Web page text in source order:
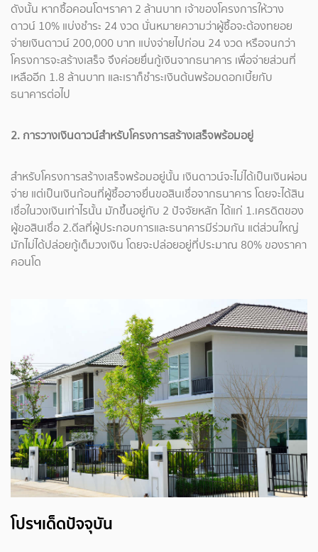
ดังนั้น หากซื้อคอนโดฯราคา 2 ล้านบาท เจ้าของโครงการให้วาง
ดาวน์ 10% แบ่งชำระ 24 งวด นั่นหมายความว่าผู้ซื้อจะต้องทยอย
จ่ายเงินดาวน์ 200,000 บาท แบ่งจ่ายไปก่อน 24 งวด หรือจนกว่า
โครงการจะสร้างเสร็จ จึงค่อยยื่นกู้เงินจากธนาคาร เพื่อจ่ายส่วนที่
เหลืออีก 1.8 ล้านบาท และเราก็ชำระเงินต้นพร้อมดอกเบี้ยกับ
ธนาคารต่อไป
2. การวางเงินดาวน์สำหรับโครงการสร้างเสร็จพร้อมอยู่
สำหรับโครงการสร้างเสร็จพร้อมอยู่นั้น เงินดาวน์จะไม่ได้เป็นเงินผ่อน
จ่าย แต่เป็นเงินก้อนที่ผู้ซื้ออาจยื่นขอสินเชื่อจากธนาคาร โดยจะได้สิน
เชื่อในวงเงินเท่าไรนั้น มักขึ้นอยู่กับ 2 ปัจจัยหลัก ได้แก่ 1.เครดิตของ
ผู้ขอสินเชื่อ 2.ดีลที่ผู้ประกอบการและธนาคารมีร่วมกัน แต่ส่วนใหญ่
มักไม่ได้ปล่อยกู้เต็มวงเงิน โดยจะปล่อยอยู่ที่ประมาณ 80% ของราคา
คอนโด
โปรฯเด็ดปัจจุบัน